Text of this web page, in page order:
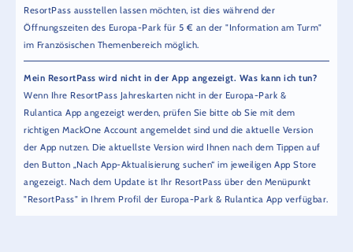
ResortPass ausstellen lassen möchten, ist dies während der
Öffnungszeiten des Europa-Park für 5 € an der "Information am Turm"
im Französischen Themenbereich möglich.
Mein ResortPass wird nicht in der App angezeigt. Was kann ich tun?
Wenn Ihre ResortPass Jahreskarten nicht in der Europa-Park &
Rulantica App angezeigt werden, prüfen Sie bitte ob Sie mit dem
richtigen MackOne Account angemeldet sind und die aktuelle Version
der App nutzen. Die aktuellste Version wird Ihnen nach dem Tippen auf
den Button „Nach App-Aktualisierung suchen“ im jeweiligen App Store
angezeigt. Nach dem Update ist Ihr ResortPass über den Menüpunkt
"ResortPass" in Ihrem Profil der Europa-Park & Rulantica App verfügbar.